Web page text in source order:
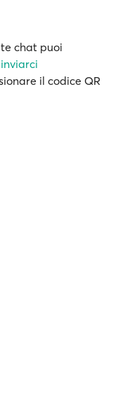
chat puoi
inviarci
il codice QR